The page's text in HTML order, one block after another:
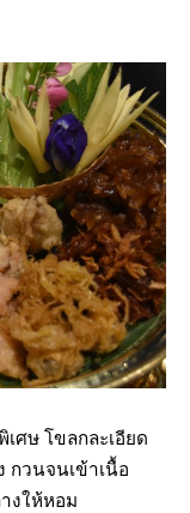
ศษ โขลกละเอียด
กวนจนเข้าเนื้อ
งให้หอม